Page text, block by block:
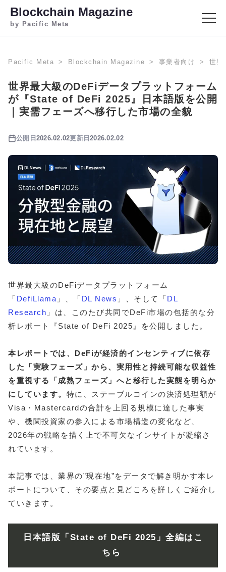
Blockchain Magazine
by Pacific Meta
Pacific Meta Blockchain Magazine 事業者向け 世界
世界最大級のDeFiデータプラットフォーム
が『State of DeFi 2025』日本語版を公開
｜実需フェーズへ移行した市場の全貌
公開日 2026.02.02更新日2026.02.02
世界最大級のDeFiデータプラットフォーム
「 DefiLlama 」、「 DL News 」、そして「DL
Research 」は、このたび共同でDeFi市場の包括的な分
析レポート『State of DeFi 2025』を公開しました。
本レポートでは、DeFiが経済的インセンティブに依存
した「実験フェーズ」から、実用性と持続可能な収益性
を重視する「成熟フェーズ」へと移行した実態を明らか
にしています。 特に、ステーブルコインの決済処理額が
Visa・Mastercardの合計を上回る規模に達した事実
や、機関投資家の参入による市場構造の変化など、
2026年の戦略を描く上で不可欠なインサイトが凝縮さ
れています。
本記事では、業界の”現在地”をデータで解き明かす本レ
ポートについて、その要点と見どころを詳しくご紹介し
ていきます。
日本語版
「State of DeFi 2025」全編はこ
ちら